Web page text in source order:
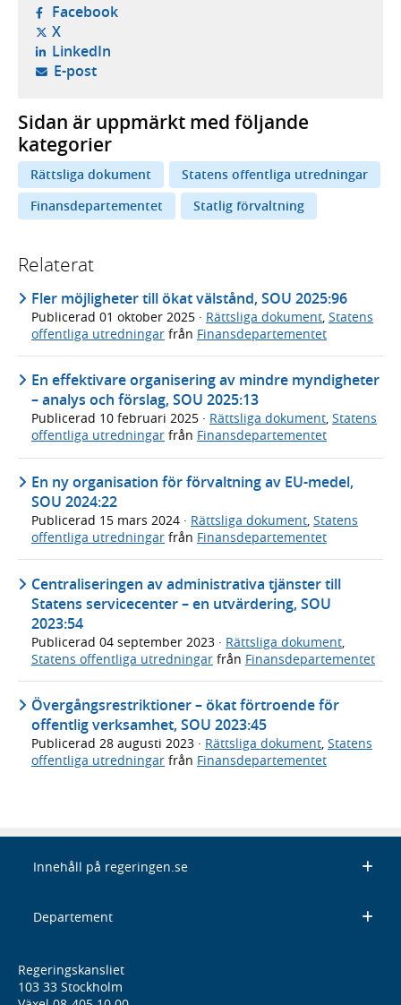
Facebook- öppnas i ny flik, extern webbplats,
X- öppnas i ny flik, extern webbplats,
LinkedIn- öppnas i ny flik, extern webbplats,
E-post- öppnar din e-postklient,
Sidan är uppmärkt med följande
kategorier
Rättsliga dokument
Statens offentliga utredningar
Finansdepartementet
Statlig förvaltning
Relaterat
Fler möjligheter till ökat välstånd, SOU 2025:96
Publicerad 01 oktober 2025 · Rättsliga dokument Statens
offentliga utredningar från Finansdepartementet
En effektivare organisering av mindre myndigheter
– analys och förslag, SOU 2025:13
Publicerad 10 februari 2025 · Rättsliga dokument, Statens
offentliga utredningar från Finansdepartementet
En ny organisation för förvaltning av EU-medel,
SOU 2024:22
Publicerad 15 mars 2024 · Rättsliga dokument, Statens
offentliga utredningar från Finansdepartementet
Centraliseringen av administrativa tjänster till
Statens servicecenter – en utvärdering, SOU
2023:54
Publicerad 04 september 2023 · Rättsliga dokument
Statens offentliga utredningar från Finansdepartementet
Övergångsrestriktioner – ökat förtroende för
offentlig verksamhet, SOU 2023:45
Publicerad 28 augusti 2023 · Rättsliga dokument, Statens
offentliga utredningar från Finansdepartementet
Innehåll på regeringen.se
Departement
Regeringskansliet
103 33 Stockholm